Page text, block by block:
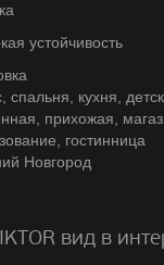
устойчивость
спальня, кухня,
прихожая,
гостинница
Новгород
вид в